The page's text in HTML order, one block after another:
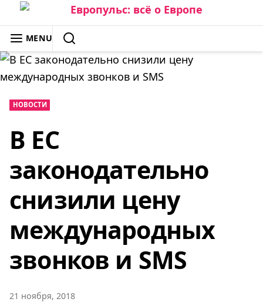
Skip
to
content
ЕВРОПУЛЬС: ВСЁ О ЕВРОПЕ
MENU
SEARCH
НОВОСТИ
В ЕС
законодательно
снизили цену
международных
звонков и SMS
21 ноября, 2018